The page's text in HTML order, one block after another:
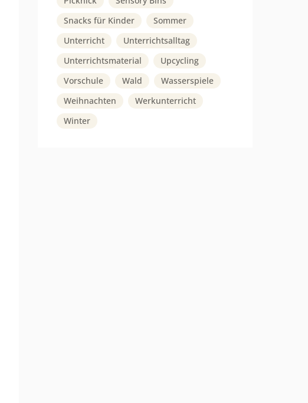
Snacks für Kinder
Sommer
Unterricht
Unterrichtsalltag
Unterrichtsmaterial
Upcycling
Vorschule
Wald
Wasserspiele
Weihnachten
Werkunterricht
Winter